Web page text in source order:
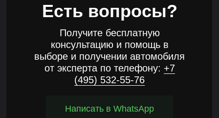
Есть вопросы?
Получите бесплатную
консультацию и помощь в
выборе и получении автомобиля
от эксперта по телефону: +7
(495) 532-55-76
Написать в WhatsApp